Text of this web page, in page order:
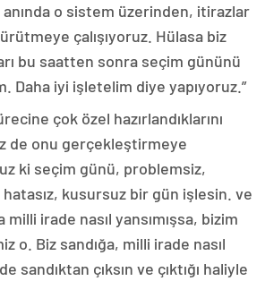
o sistem üzerinden, itirazlar
çalışıyoruz. Hülasa biz
bu saatten sonra seçim gününü
Daha iyi işletelim diye yapıyoruz.”
çok özel hazırlandıklarını
de onu gerçekleştirmeye
ki seçim günü, problemsiz,
kusursuz bir gün işlesin. ve
milli irade nasıl yansımışsa, bizim
o. Biz sandığa, milli irade nasıl
sandıktan çıksın ve çıktığı haliyle